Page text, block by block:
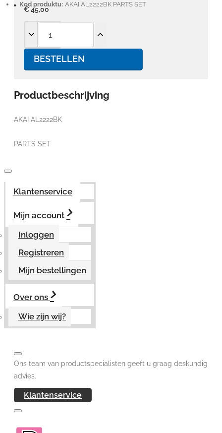
Kod produktu: AKAI AL2222BK PARTS SET
€ 45,00
BESTELLEN
Productbeschrijving
AKAI AL2222BK
PARTS SET
Klantenservice
Mijn account
Inloggen
Registreren
Mijn bestellingen
Over ons
Wie zijn wij?
Ons team van productspecialisten geeft u graag deskundig
advies.
Klantenservice